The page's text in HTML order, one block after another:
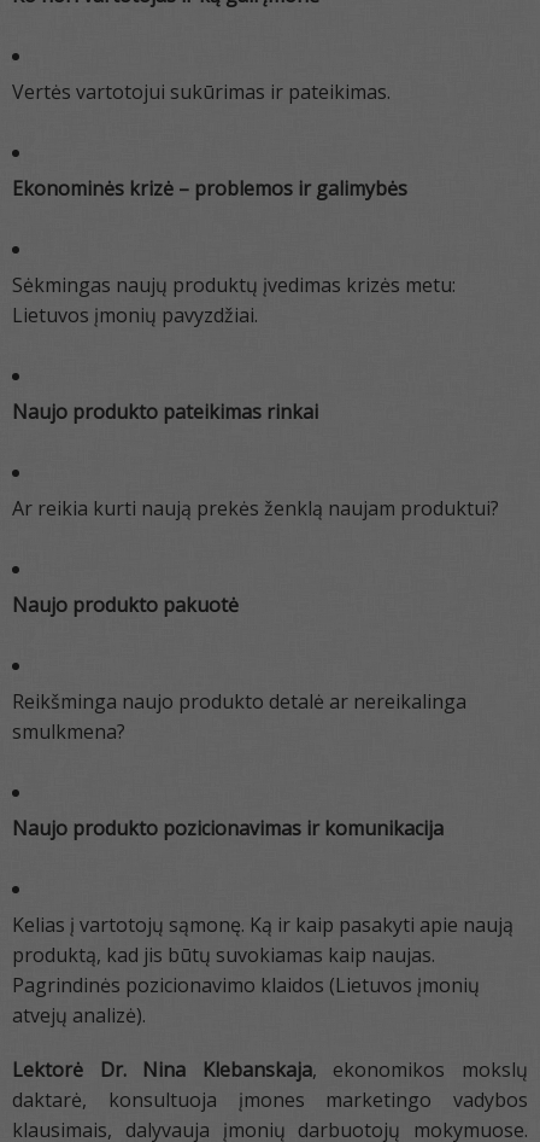
Vertės vartotojui sukūrimas ir pateikimas.
Ekonominės krizė – problemos ir galimybės
Sėkmingas naujų produktų įvedimas krizės metu:
Lietuvos įmonių pavyzdžiai.
Naujo produkto pateikimas rinkai
Ar reikia kurti naują prekės ženklą naujam produktui?
Naujo produkto pakuotė
Reikšminga naujo produkto detalė ar nereikalinga
smulkmena?
Naujo produkto pozicionavimas ir komunikacija
Kelias į vartotojų sąmonę. Ką ir kaip pasakyti apie naują
produktą, kad jis būtų suvokiamas kaip naujas.
Pagrindinės pozicionavimo klaidos (Lietuvos įmonių
atvejų analizė).
Lektorė Dr. Nina Klebanskaja, ekonomikos mokslų
daktarė, konsultuoja įmones marketingo vadybos
klausimais, dalyvauja įmonių darbuotojų mokymuose.